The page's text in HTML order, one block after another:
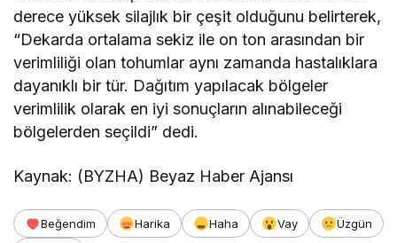
derece yüksek silajlık bir çeşit olduğunu belirterek,
“Dekarda ortalama sekiz ile on ton arasından bir
verimliliği olan tohumlar aynı zamanda hastalıklara
dayanıklı bir tür. Dağıtım yapılacak bölgeler
verimlilik olarak en iyi sonuçların alınabileceği
bölgelerden seçildi” dedi.
Kaynak: (BYZHA) Beyaz Haber Ajansı
Beğendim Harika Haha Vay
Üzgün